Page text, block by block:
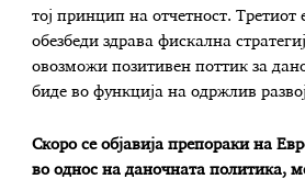
тој принцип на отчетност. Третиот
обезбеди здрава фискална
овозможи позитивен поттик за
биде во функција на одржлив
Скоро се објавија препораки на
во однос на даночната политика,